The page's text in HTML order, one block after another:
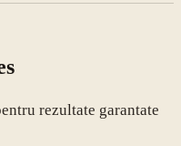
rezultate garantate